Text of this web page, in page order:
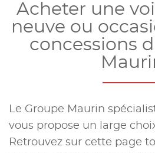
Acheter une
neuve ou
concessions
Le Groupe Maurin
vous propose un large
Retrouvez sur cette page